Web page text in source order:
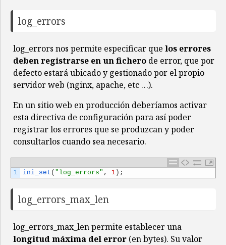
log_errors
log_errors nos permite especificar que los errores
deben registrarse en un fichero de error, que por
defecto estará ubicado y gestionado por el propio
servidor web (nginx, apache, etc …).
En un sitio web en producción deberíamos activar
esta directiva de configuración para así poder
registrar los errores que se produzcan y poder
consultarlos cuando sea necesario.
1 ini_set ( "log_errors" , 1 ) ;
log_errors_max_len
log_errors_max_len permite establecer una
longitud máxima del error (en bytes). Su valor